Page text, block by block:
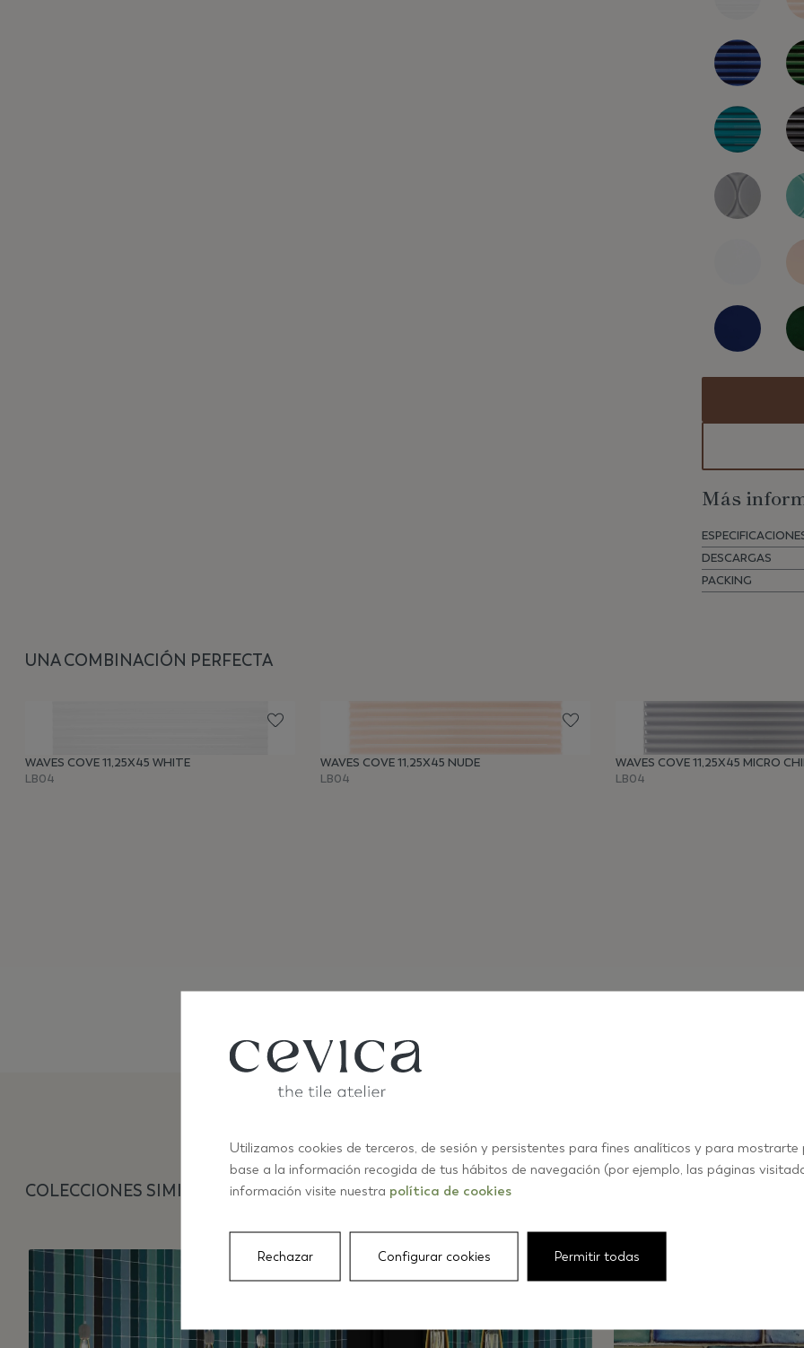
Más
DESCARGAS
PACKING
UNA COMBINACIÓN PERFECTA
WAVES COVE 11,25X45 WHITE
LB04
WAVES COVE 11,25X45 NUDE
LB04
WAVES COVE 11,25X45 MICRO
LB04
COLECCIONES SIMILARES
Utilizamos cookies de terceros, de sesión y persistentes para fines analíticos y para
base a la información recogida de tus hábitos de navegación (por ejemplo, las páginas
información visite nuestra política de cookies
Rechazar Configurar cookies Permitir todas